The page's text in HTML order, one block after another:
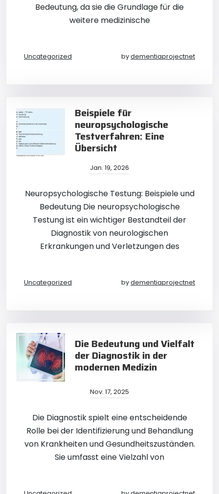
Bedeutung, da sie die Grundlage für die
weitere medizinische
Uncategorized bydementiaprojectnet
Beispiele für
neuropsychologische
Testverfahren: Eine
Übersicht
Jan. 19, 2026
Neuropsychologische Testung: Beispiele und
Bedeutung Die neuropsychologische
Testung ist ein wichtiger Bestandteil der
Diagnostik von neurologischen
Erkrankungen und Verletzungen des
Uncategorized bydementiaprojectnet
Die Bedeutung und Vielfalt
der Diagnostik in der
modernen Medizin
Nov. 17, 2025
Die Diagnostik spielt eine entscheidende
Rolle bei der Identifizierung und Behandlung
von Krankheiten und Gesundheitszuständen.
Sie umfasst eine Vielzahl von